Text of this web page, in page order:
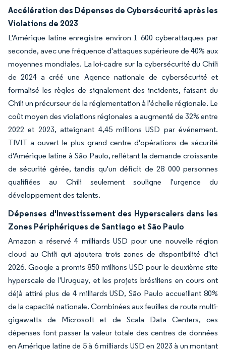
Accélération des Dépenses de Cybersécurité après les
Violations de 2023
L'Amérique latine enregistre environ 1 600 cyberattaques par
seconde, avec une fréquence d'attaques supérieure de 40% aux
moyennes mondiales. La loi-cadre sur la cybersécurité du Chili
de 2024 a créé une Agence nationale de cybersécurité et
formalisé les règles de signalement des incidents, faisant du
Chili un précurseur de la réglementation à l'échelle régionale. Le
coût moyen des violations régionales a augmenté de 32% entre
2022 et 2023, atteignant 4,45 millions USD par événement.
TIVIT a ouvert le plus grand centre d'opérations de sécurité
d'Amérique latine à São Paulo, reflétant la demande croissante
de sécurité gérée, tandis qu'un déficit de 28 000 personnes
qualifiées au Chili seulement souligne l'urgence du
développement des talents.
Dépenses d'Investissement des Hyperscalers dans les
Zones Périphériques de Santiago et São Paulo
Amazon a réservé 4 milliards USD pour une nouvelle région
cloud au Chili qui ajoutera trois zones de disponibilité d'ici
2026. Google a promis 850 millions USD pour le deuxième site
hyperscale de l'Uruguay, et les projets brésiliens en cours ont
déjà attiré plus de 4 milliards USD, São Paulo accueillant 80%
de la capacité nationale. Combinées aux feuilles de route multi-
gigawatts de Microsoft et de Scala Data Centers, ces
dépenses font passer la valeur totale des centres de données
en Amérique latine de 5 à 6 milliards USD en 2023 à un montant